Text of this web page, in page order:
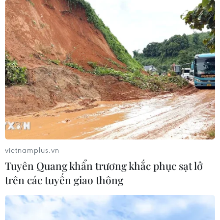
Khởi tố 14 nhân viên thu hồi nợ của hai
Công ty đòi nợ kiểu "khủng bố"
15/03/2023 13:24
Cơ quan Cảnh sát điều tra Công an quận Tân Bình
đang tiếp tục phối hợp các phòng nghiệp vụ Công an
Thành phố điều tra mở rộng, làm rõ triệt để, xử lý
nghiêm các đối tượng theo quy định pháp luật.
vietnamplus.vn
Tuyên Quang khẩn trương khắc phục sạt lở
trên các tuyến giao thông